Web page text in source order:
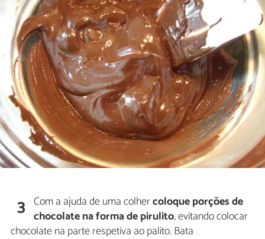
3 Com a ajuda de uma colhercoloque porções de
chocolate na forma de pirulito, evitando colocar
chocolate na parte respetiva ao palito. Bata